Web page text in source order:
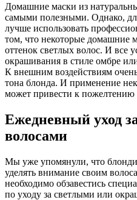
Домашние маски из
самыми полезными. Однако,
лучше использовать
том, что некоторые домашние
оттенок светлых волос. И все
окрашивания в стиле омбре
К внешним воздействиям
тона блонда. И применение
может привести к пожелтению
Ежедневный уход
волосами
Мы уже упомянули, что
уделять внимание своим
необходимо обзавестись
по уходу за светлыми или